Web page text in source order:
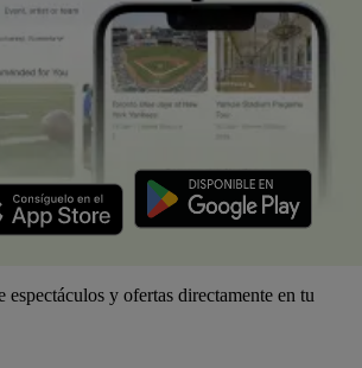
espectáculos y ofertas directamente en tu